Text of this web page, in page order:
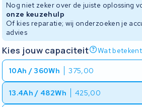
Nog niet zeker over de juiste oplossing
onze keuzehulp
Of kies reparatie; wij onderzoeken je
advies
Kies jouw capaciteit Wat
10Ah / 360Wh 375,00
13.4Ah / 482Wh 425,00